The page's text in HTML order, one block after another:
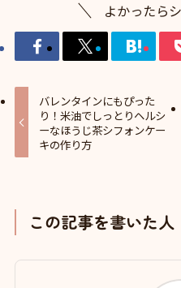
よかったら
バレンタインにもぴった
り！米油でしっとりヘルシ
ーなほうじ茶シフォンケー
キの作り方
この記事を書いた人